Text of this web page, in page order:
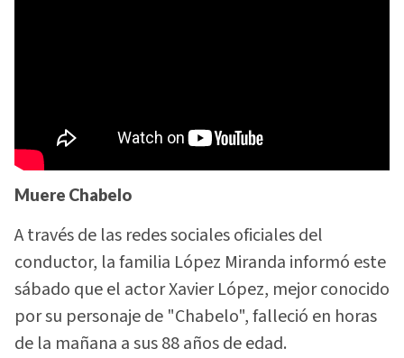
Muere Chabelo
A través de las redes sociales oficiales del
conductor, la familia López Miranda informó este
sábado que el actor Xavier López, mejor conocido
por su personaje de "Chabelo", falleció en horas
de la mañana a sus 88 años de edad.